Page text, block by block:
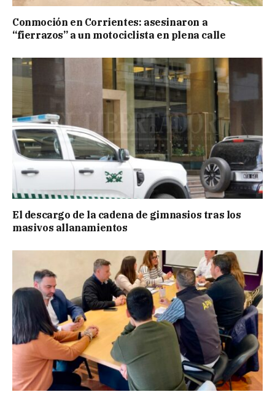
Conmoción en Corrientes: asesinaron a
“fierrazos” a un motociclista en plena calle
El descargo de la cadena de gimnasios tras los
masivos allanamientos